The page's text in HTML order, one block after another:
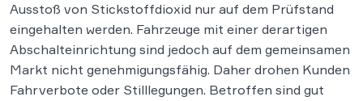
Ausstoß von Stickstoffdioxid nur auf dem Prüfstand
eingehalten werden. Fahrzeuge mit einer derartigen
Abschalteinrichtung sind jedoch auf dem gemeinsamen
Markt nicht genehmigungsfähig. Daher drohen Kunden
Fahrverbote oder Stilllegungen. Betroffen sind gut